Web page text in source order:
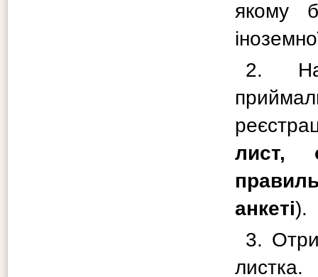
якому
2.
лист,
анкеті).
3.
листка.